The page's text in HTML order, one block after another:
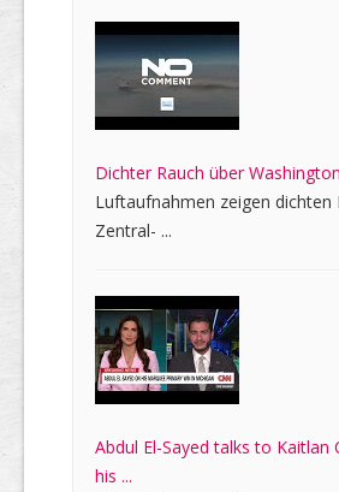
Dichter Rauch über
Luftaufnahmen zeigen dichten
Zentral- ...
Abdul El-Sayed talks to Kaitlan
his ...